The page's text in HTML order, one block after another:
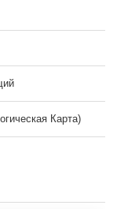
Карта)